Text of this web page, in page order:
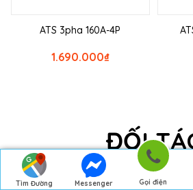
Tìm Đường
Messenger Gọi điện
ATS 3pha 160A-4P
₫
1.690.000
ĐỐI